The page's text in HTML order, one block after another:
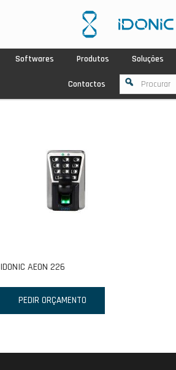
Softwares Produtos Soluções
Contactos
IDONIC AEON 226
PEDIR ORÇAMENTO